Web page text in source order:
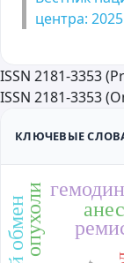
центра:
ISSN 2181-3353
ISSN 2181-3353
КЛЮЧЕВЫЕ